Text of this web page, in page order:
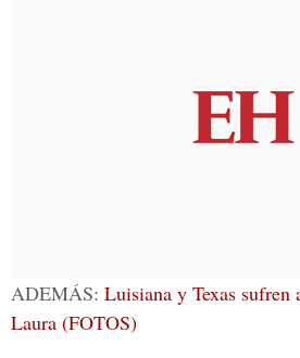
ADEMÁS: Luisiana y Texas sufren
Laura (FOTOS)